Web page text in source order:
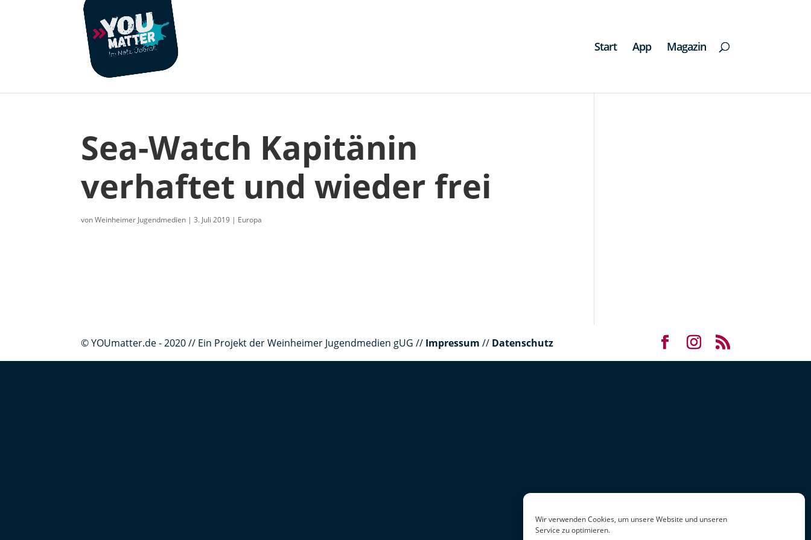
Wir verwenden Cookies, um unsere Website und unseren
Service zu optimieren.
Start App Magazin
Sea-Watch Kapitänin
verhaftet und wieder frei
vonWeinheimer Jugendmedien |3. Juli 2019 | Europa
© YOUmatter.de - 2020 // Ein Projekt der Weinheimer Jugendmedien gUG // Impressum // Datenschutz